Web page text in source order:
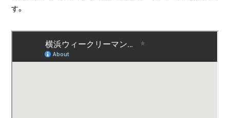
デイユース
キャンペー
法人研修・入
居ご予約ご担
す。